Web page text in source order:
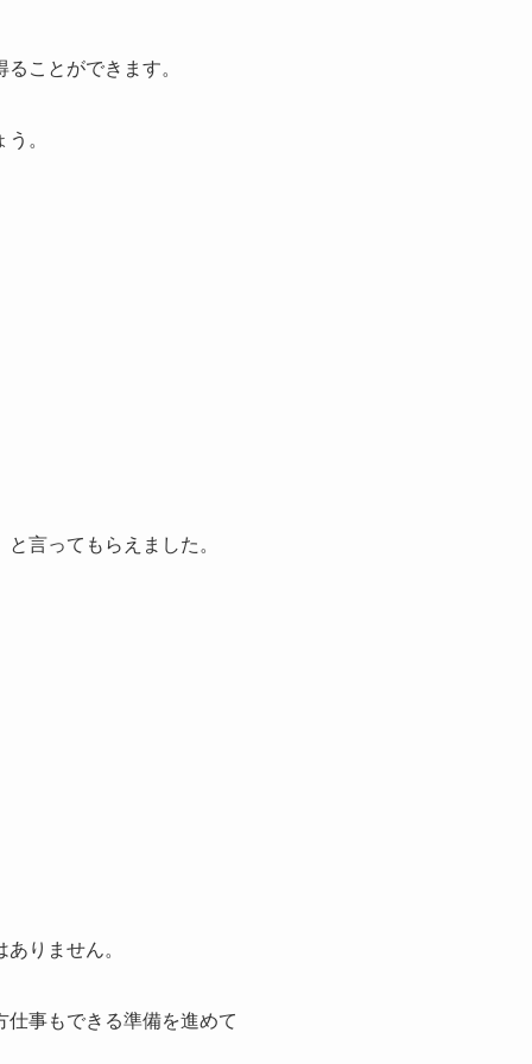
ことができます。
。
言ってもらえました。
りません。
事もできる準備を進めて